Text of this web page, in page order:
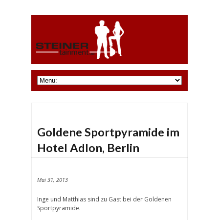
Goldene Sportpyramide im
Hotel Adlon, Berlin
Mai 31, 2013
Inge und Matthias sind zu Gast bei der Goldenen
Sportpyramide.